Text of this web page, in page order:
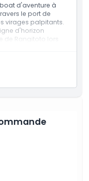
d'aventure à
le port de
virages palpitants.
d'horizon
de Rangitoto lors